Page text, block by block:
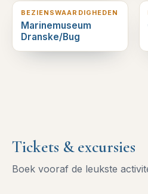
BEZIENSWAARDIGHEDEN
Marinemuseum
Dranske/Bug
Tickets & excursies
Boek vooraf de leukste